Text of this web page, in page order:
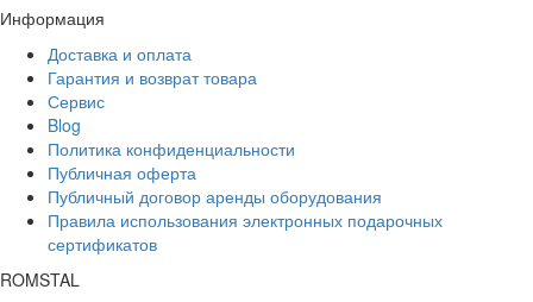
Информация
Доставка и оплата
Гарантия и возврат товара
Сервис
Blog
Политика конфиденциальности
Публичная оферта
Публичный договор аренды оборудования
Правила использования электронных подарочных
сертификатов
ROMSTAL